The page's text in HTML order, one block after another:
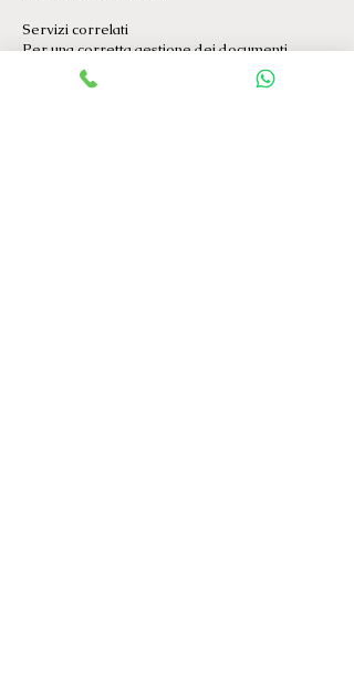
Servizi correlati
Per una corretta gestione dei documenti
ufficiali, potrebbe essere utile consultare